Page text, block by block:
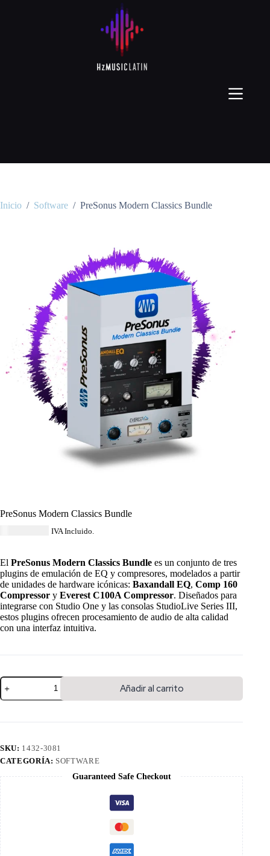
Inicio / Software / PreSonus Modern Classics Bundle
PreSonus Modern Classics Bundle
IVA Incluido.
El PreSonus Modern Classics Bundle es un conjunto de tres
plugins de emulación de EQ y compresores, modelados a partir
de unidades de hardware icónicas: Baxandall EQ, Comp 160
Compressor y Everest C100A Compressor. Diseñados para
integrarse con Studio One y las consolas StudioLive Series III,
estos plugins ofrecen procesamiento de audio de alta calidad
con una interfaz intuitiva.
Añadir al carrito
SKU: 1432-3081
CATEGORÍA: SOFTWARE
Guaranteed Safe Checkout